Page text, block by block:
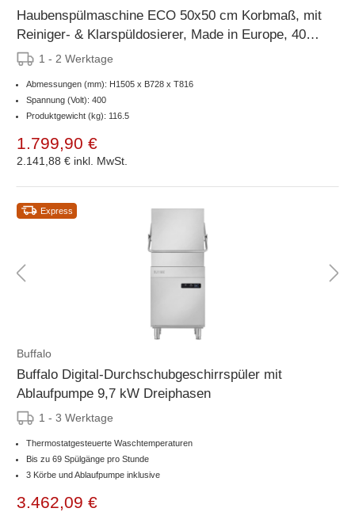
Haubenspülmaschine ECO 50x50 cm Korbmaß, mit
Reiniger- & Klarspüldosierer, Made in Europe, 400
V
1 - 2 Werktage
Abmessungen (mm): H1505 x B728 x T816
Spannung (Volt): 400
Produktgewicht (kg): 116.5
1.799,90 €
2.141,88 € inkl. MwSt.
Express
Buffalo
Buffalo Digital-Durchschubgeschirrspüler mit
Ablaufpumpe 9,7 kW Dreiphasen
1 - 3 Werktage
Thermostatgesteuerte Waschtemperaturen
Bis zu 69 Spülgänge pro Stunde
3 Körbe und Ablaufpumpe inklusive
3.462,09 €